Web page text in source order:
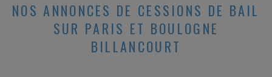
NOS ANNONCES DE CESSIONS DE BAIL
SUR PARIS ET BOULOGNE
BILLANCOURT